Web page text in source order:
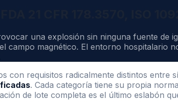
una explosión sin ninguna fuente de
magnético. El entorno hospitalario
con requisitos radicalmente distintos entre
. Cada categoría tiene su propia
de lote completa es el último eslabón